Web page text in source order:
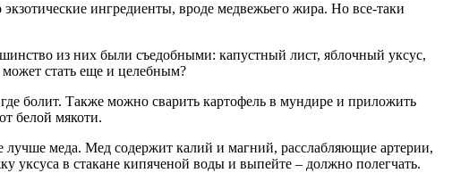
ингредиенты, вроде медвежьего жира. Но все-таки
из них были съедобными: капустный лист, яблочный уксус,
стать еще и целебным?
болит. Также можно сварить картофель в мундире и приложить
белой мякоти.
меда. Мед содержит калий и магний, расслабляющие артерии,
уксуса в стакане кипяченой воды и выпейте – должно полегчать.